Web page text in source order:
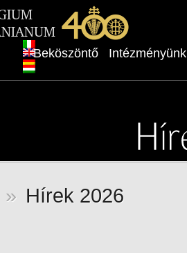
Beköszöntő Intézményünk
» Hírek 2026